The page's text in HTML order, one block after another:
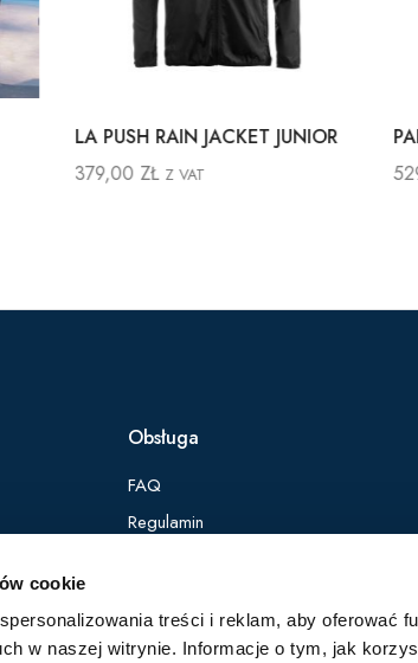
cookie
treści i reklam, aby oferować
w naszej witrynie. Informacje o tym, jak
LA PUSH RAIN JACKET JUNIOR
379,00 ZŁ Z VAT
Obsługa
FAQ
Regulamin